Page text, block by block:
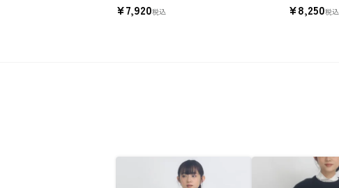
¥7,920税込 ¥8,250税込